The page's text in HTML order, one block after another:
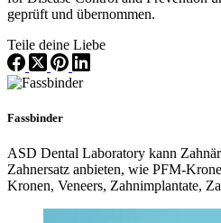
geprüft und übernommen.
Teile deine Liebe
Fassbinder
ASD Dental Laboratory kann
Zahnersatz anbieten, wie PFM-
Kronen, Veneers, Zahnimplantate,